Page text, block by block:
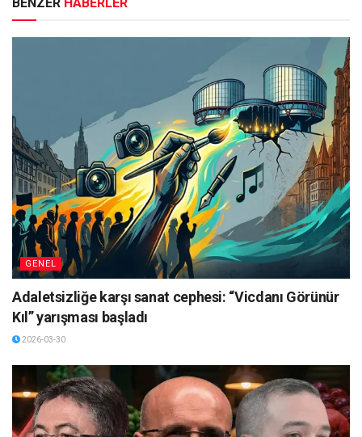
GENEL
Adaletsizliğe karşı sanat cephesi: “Vicdanı Görünür
Kıl” yarışması başladı
2026-03-30